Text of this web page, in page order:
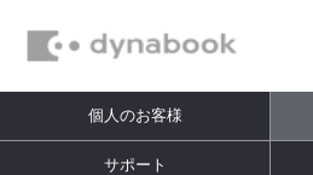
個人のお客様
サポート